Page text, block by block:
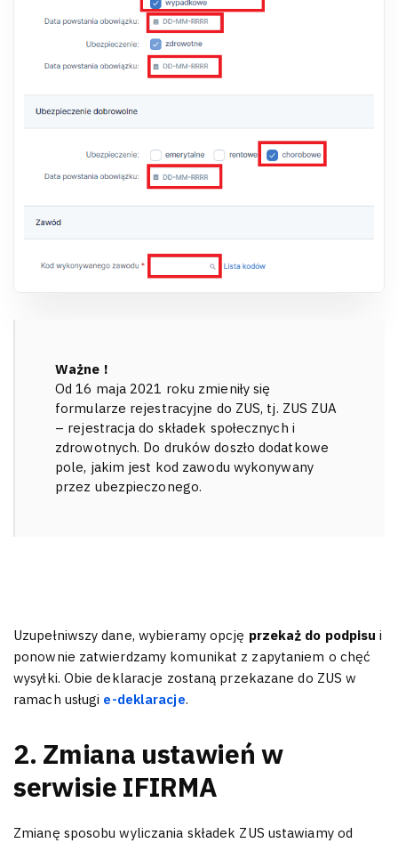
Ważne !
Od 16 maja 2021 roku zmieniły się
formularze rejestracyjne do ZUS, tj. ZUS ZUA
– rejestracja do składek społecznych i
zdrowotnych. Do druków doszło dodatkowe
pole, jakim jest kod zawodu wykonywany
przez ubezpieczonego.
Uzupełniwszy dane, wybieramy opcję przekaż do podpisu i
ponownie zatwierdzamy komunikat z zapytaniem o chęć
wysyłki. Obie deklaracje zostaną przekazane do ZUS w
ramach usługi e-deklaracje.
2. Zmiana ustawień w
serwisie IFIRMA
Zmianę sposobu wyliczania składek ZUS ustawiamy od